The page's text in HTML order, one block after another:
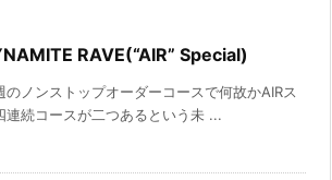
RAVE(“AIR” Special)
のノンストップオーダーコースで何故かAIRス
連続コースが二つあるという未 ...